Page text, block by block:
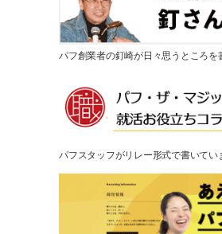
パフ創業者の釘崎が日々思うところを
パフスタッフがリレー形式で書いてい